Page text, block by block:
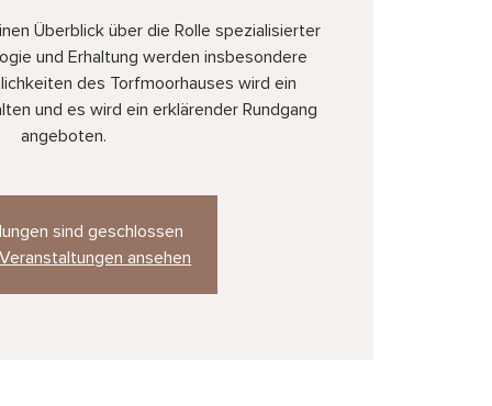
Überblick über die Rolle spezialisierter
und Erhaltung werden insbesondere
des Torfmoorhauses wird ein
und es wird ein erklärender Rundgang
angeboten.
sind geschlossen
ansehen